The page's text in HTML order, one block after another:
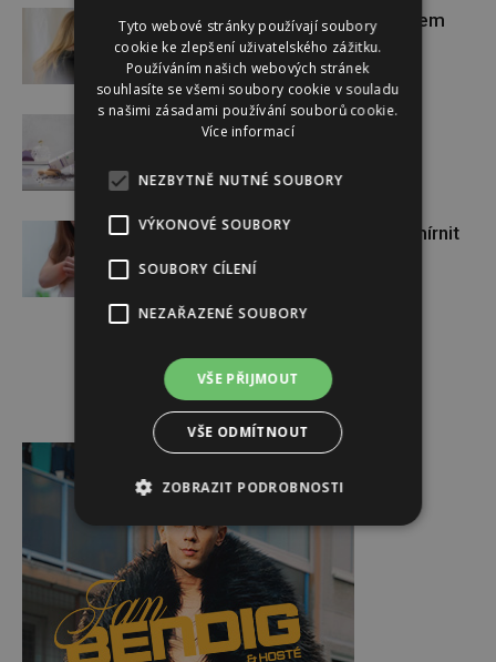
Zpěvačka Adele: kvůli úzkostem
zhubla 45 kilo
Návrat pleti do pohody
Pokožka v ohrožení: tipy, jak zmírnit
atopický ekzém
Reklama
Tyto webové stránky používají soubory
cookie ke zlepšení uživatelského zážitku.
Používáním našich webových stránek
souhlasíte se všemi soubory cookie v souladu
s našimi zásadami používání souborů cookie.
Více informací
NEZBYTNĚ NUTNÉ SOUBORY
VÝKONOVÉ SOUBORY
SOUBORY CÍLENÍ
NEZAŘAZENÉ SOUBORY
VŠE PŘIJMOUT
VŠE ODMÍTNOUT
ZOBRAZIT PODROBNOSTI